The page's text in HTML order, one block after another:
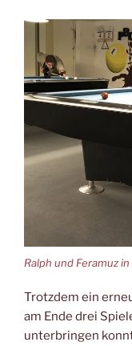
Ralph und Feramuz
Trotzdem ein
am Ende drei
unterbringen